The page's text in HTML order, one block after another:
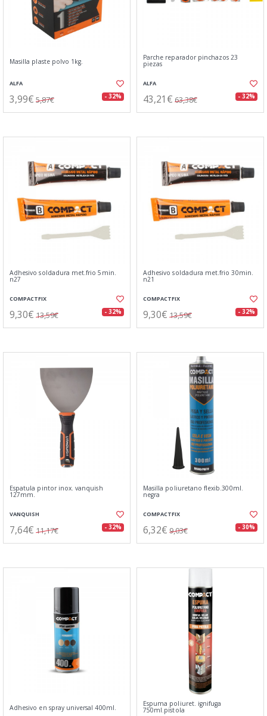
Masilla plaste polvo 1kg.
ALFA
3,99€ 5,87€ - 32%
Parche reparador pinchazos 23
piezas
ALFA
43,21€ 63,38€ - 32%
Adhesivo soldadura met.frio 5min.
n27
COMPACTFIX
9,30€ 13,59€ - 32%
Adhesivo soldadura met.frio 30min.
n21
COMPACTFIX
9,30€ 13,59€ - 32%
Espatula pintor inox. vanquish
127mm.
VANQUISH
7,64€ 11,17€ - 32%
Masilla poliuretano flexib.300ml.
negra
COMPACTFIX
6,32€ 9,03€ - 30%
Adhesivo en spray universal 400ml. Espuma poliuret. ignifuga
750ml.pistola